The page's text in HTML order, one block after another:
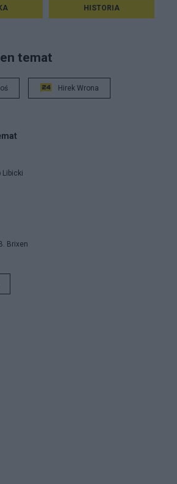
HISTORIA
temat
Hirek Wrona
Libicki
Brixen